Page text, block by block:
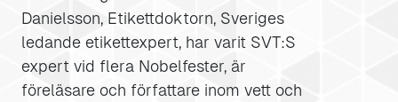
Danielsson, Etikettdoktorn, Sveriges
ledande etikettexpert, har varit SVT:S
expert vid flera Nobelfester, är
föreläsare och författare inom vett och